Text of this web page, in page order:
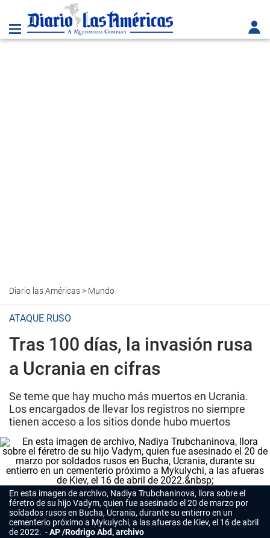
Diario las Américas> Mundo
ATAQUE RUSO
Tras 100 días, la invasión rusa
a Ucrania en cifras
Se teme que hay mucho más muertos en Ucrania.
Los encargados de llevar los registros no siempre
tienen acceso a los sitios donde hubo muertos
En esta imagen de archivo, Nadiya Trubchaninova, llora sobre el
féretro de su hijo Vadym, quien fue asesinado el 20 de marzo por
soldados rusos en Bucha, Ucrania, durante su entierro en un
cementerio próximo a Mykulychi, a las afueras de Kiev, el 16 de abril
de 2022.
AP /Rodrigo Abd, archivo